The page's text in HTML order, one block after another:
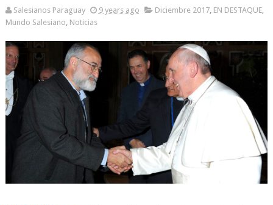
Salesianos Paraguay 9 years ago Diciembre 2017, EN DESTAQUE,
Mundo Salesiano Noticias